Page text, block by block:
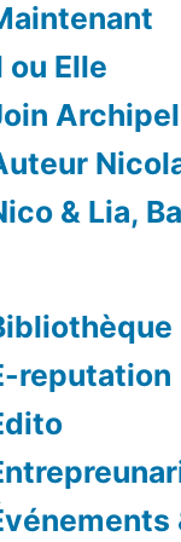
ou Elle
Archipel
& Lia,
reputation